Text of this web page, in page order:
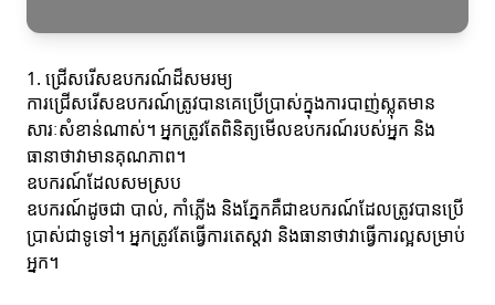
1. ជ្រើសរើសឧបករណ៍ដ៏សមរម្យ
ការជ្រើសរើសឧបករណ៍ត្រូវបានគេប្រើប្រាស់ក្នុងការបាញ់ស្លុតមាន
សារៈសំខាន់ណាស់។ អ្នកត្រូវតែពិនិត្យមើលឧបករណ៍របស់អ្នក និង
ធានាថាវាមានគុណភាព។
ឧបករណ៍ដែលសមស្រប
ឧបករណ៍ដូចជា បាល់, កាំភ្លើង និងភ្នែកគឺជាឧបករណ៍ដែលត្រូវបានប្រើ
ប្រាស់ជាទូទៅ។ អ្នកត្រូវតែធ្វើការតេស្តវា និងធានាថាវាធ្វើការល្អសម្រាប់
អ្នក។